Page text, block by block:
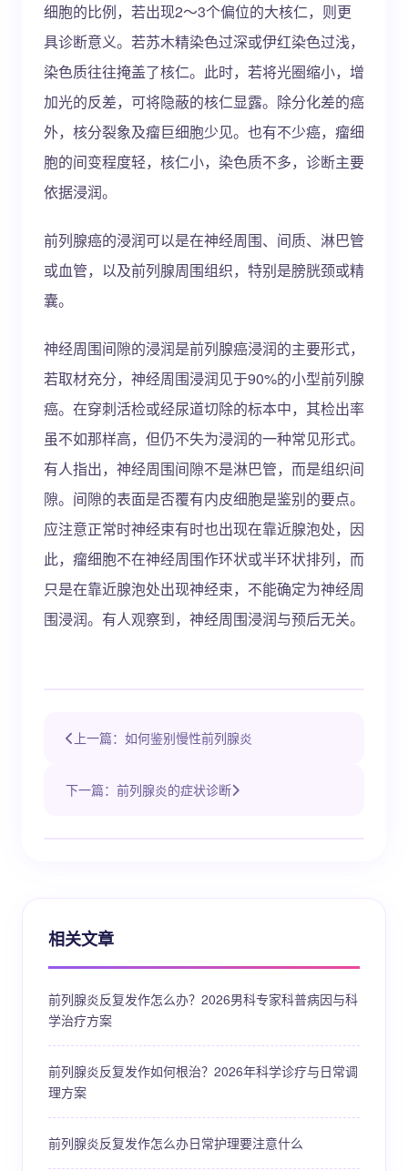
细胞的比例，若出现2～3个偏位的大核仁，则更
具诊断意义。若苏木精染色过深或伊红染色过浅，
染色质往往掩盖了核仁。此时，若将光圈缩小，增
加光的反差，可将隐蔽的核仁显露。除分化差的癌
外，核分裂象及瘤巨细胞少见。也有不少癌，瘤细
胞的间变程度轻，核仁小，染色质不多，诊断主要
依据浸润。
前列腺癌的浸润可以是在神经周围、间质、淋巴管
或血管，以及前列腺周围组织，特别是膀胱颈或精
囊。
神经周围间隙的浸润是前列腺癌浸润的主要形式，
若取材充分，神经周围浸润见于90%的小型前列腺
癌。在穿刺活检或经尿道切除的标本中，其检出率
虽不如那样高，但仍不失为浸润的一种常见形式。
有人指出，神经周围间隙不是淋巴管，而是组织间
隙。间隙的表面是否覆有内皮细胞是鉴别的要点。
应注意正常时神经束有时也出现在靠近腺泡处，因
此，瘤细胞不在神经周围作环状或半环状排列，而
只是在靠近腺泡处出现神经束，不能确定为神经周
围浸润。有人观察到，神经周围浸润与预后无关。
上一篇：如何鉴别慢性前列腺炎
下一篇：前列腺炎的症状诊断
相关文章
前列腺炎反复发作怎么办？2026男科专家科普病因与科
学治疗方案
前列腺炎反复发作如何根治？2026年科学诊疗与日常调
理方案
前列腺炎反复发作怎么办日常护理要注意什么